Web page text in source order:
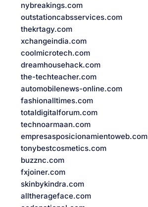
nybreakings.com
outstationcabsservices.com
thekrtagy.com
xchangeindia.com
coolmicrotech.com
dreamhousehack.com
the-techteacher.com
automobilenews-online.com
fashionalltimes.com
totaldigitalforum.com
technoarmaan.com
empresasposicionamientoweb.com
tonybestcosmetics.com
buzznc.com
fxjoiner.com
skinbykindra.com
alltherageface.com